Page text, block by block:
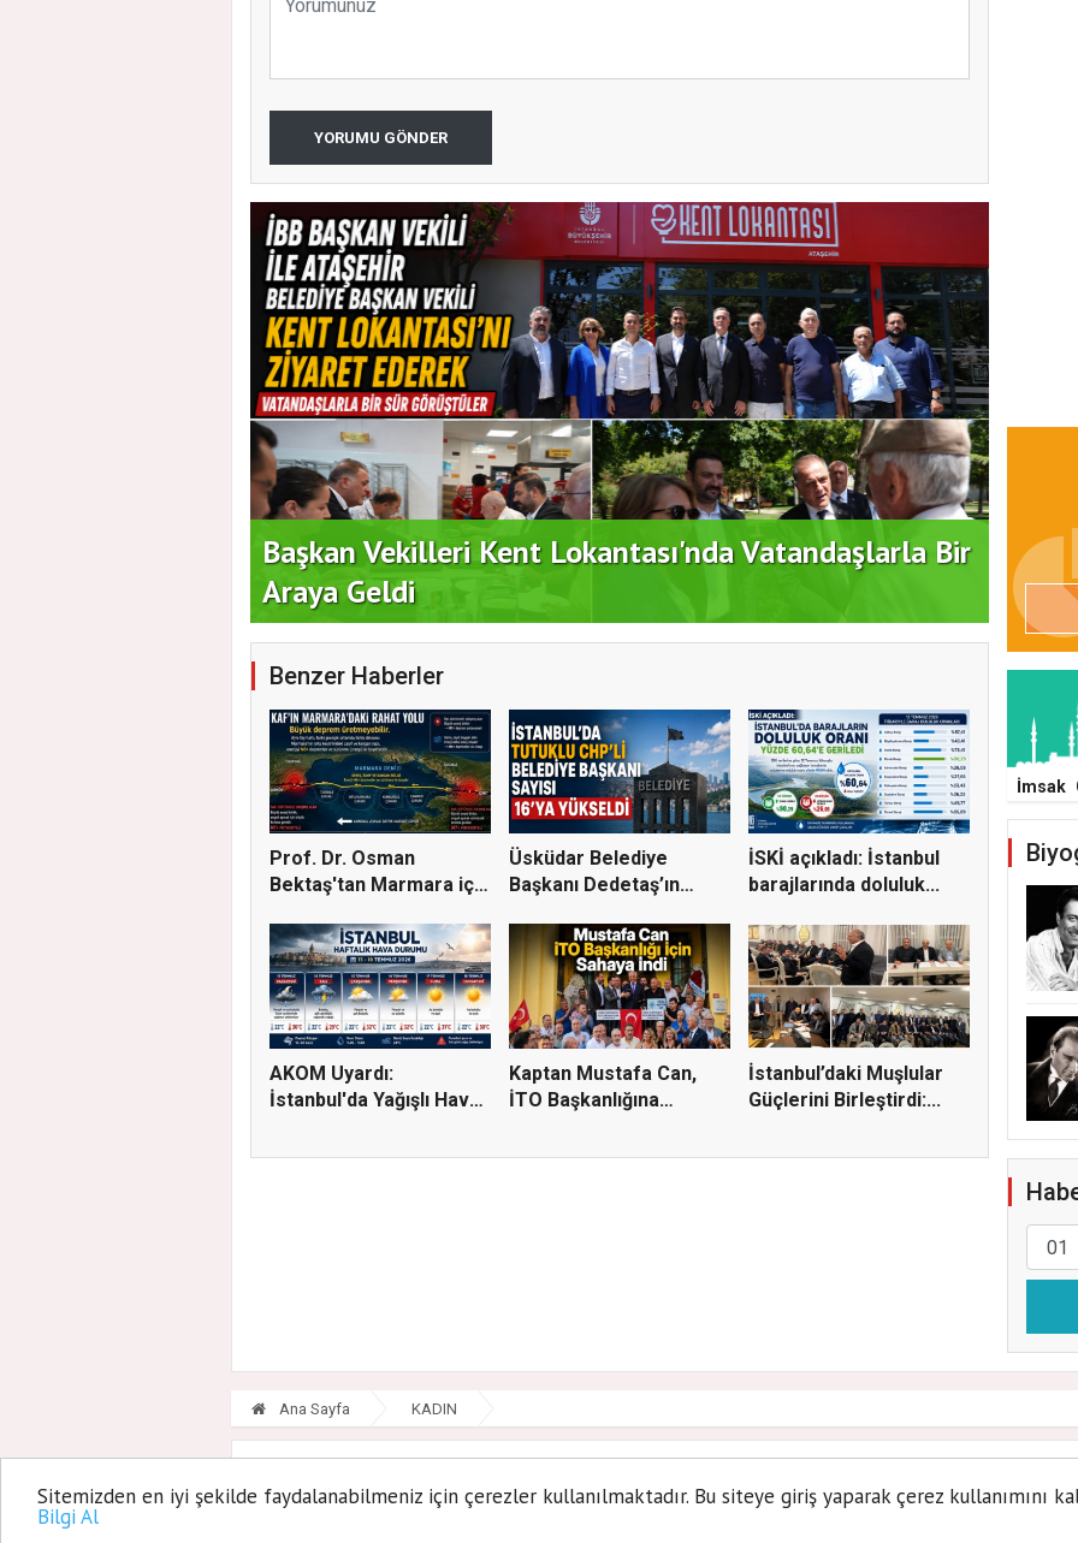
Sitemizden en iyi şekilde faydalanabilmeniz için çerezler kullanılmaktadır. Bu siteye giriş yaparak çerez kullanımını
Bilgi Al
YORUMU GÖNDER
Duran Acar'dan İlk Adım: "Büyük Ataşehir Buluşması"
Benzer Haberler
Prof. Dr. Osman
Bektaş'tan Marmara için
Üsküdar Belediye
Başkanı Dedetaş’ın
İSKİ açıkladı: İstanbul
barajlarında doluluk...
AKOM Uyardı:
İstanbul'da Yağışlı Hava
Kaptan Mustafa Can,
İTO Başkanlığına
İstanbul’daki Muşlular
Güçlerini Birleştirdi:...
İmsak
Ana Sayfa KADIN
Ataşehirli Kadınlar Eşitlik,